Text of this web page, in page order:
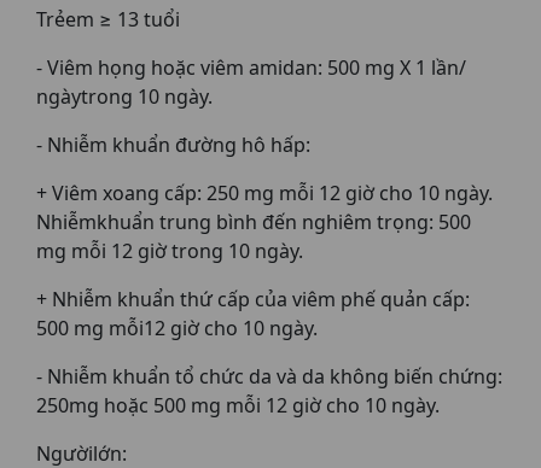
Trẻem ≥ 13 tuổi
- Viêm họng hoặc viêm amidan: 500 mg X 1 lần/
ngàytrong 10 ngày.
- Nhiễm khuẩn đường hô hấp:
+ Viêm xoang cấp: 250 mg mỗi 12 giờ cho 10 ngày.
Nhiễmkhuẩn trung bình đến nghiêm trọng: 500
mg mỗi 12 giờ trong 10 ngày.
+ Nhiễm khuẩn thứ cấp của viêm phế quản cấp:
500 mg mỗi12 giờ cho 10 ngày.
- Nhiễm khuẩn tổ chức da và da không biến chứng:
250mg hoặc 500 mg mỗi 12 giờ cho 10 ngày.
Ngườilớn: